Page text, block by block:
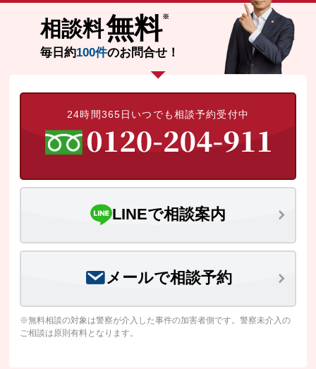
相談料無料
毎日約100件のお問合せ！
24時間365日いつでも相談予約受付中
LINEで相談案内
メールで相談予約
※無料相談の対象は警察が介入した事件の加害者側です。警察未介入の
ご相談は原則有料となります。